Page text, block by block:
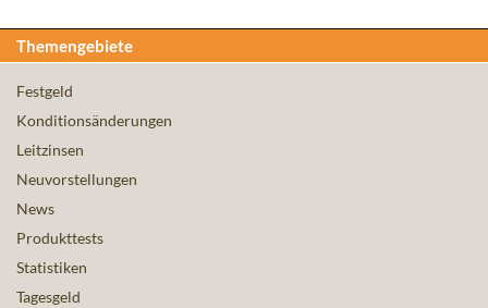
Themengebiete
Festgeld
Konditionsänderungen
Leitzinsen
Neuvorstellungen
News
Produkttests
Statistiken
Tagesgeld